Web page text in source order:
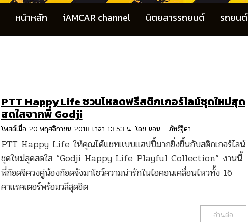
หน้าหลัก iAMCAR channel นิตยสารรถยนต์ รถยนต์
PTT Happy Life ชวนโหลดฟรีสติกเกอร์ไลน์ชุดใหม่สุด
สดใสจากพี่ Godji
โพสต์เมื่อ 20 พฤศจิกายน 2018 เวลา 13:53 น. โดย แอน .. ภัทร์ฐิตา
PTT Happy Life ให้คุณได้แชทแบบแฮปปี้มากยิ่งขึ้นกับสติกเกอร์ไลน์
ชุดใหม่สุดสดใส “Godji Happy Life Playful Collection” งานนี้
พี่ก๊อดจิควงคู่น้องก๊อดจังมาโชว์ความน่ารักในไอคอนเคลื่อนไหวทั้ง 16
คาแรคเตอร์พร้อมวลีสุดฮิต
อ่านต่อ